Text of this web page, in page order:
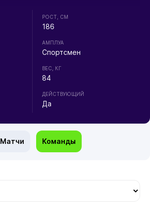
РОСТ, СМ
186
АМПЛУА
Спортсмен
ВЕС, КГ
84
ДЕЙСТВУЮЩИЙ
Да
Матчи Команды